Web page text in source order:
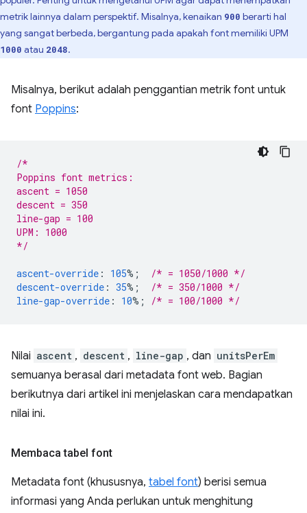
metrik lainnya dalam perspektif. Misalnya, kenaikan 900 berarti hal
yang sangat berbeda, bergantung pada apakah font memiliki UPM
1000 atau 2048.
Misalnya, berikut adalah penggantian metrik font untuk
font Poppins:
/*
Poppins font metrics:
ascent = 1050
descent = 350
line-gap = 100
UPM: 1000
*/
ascent-override : 105%;
/* = 1050/1000 */
descent-override : 35%;
/* = 350/1000 */
line-gap-override : 10%; /* = 100/1000 */
Nilai ascent , descent , line-gap , dan unitsPerEm
semuanya berasal dari metadata font web. Bagian
berikutnya dari artikel ini menjelaskan cara mendapatkan
nilai ini.
Membaca tabel font
Metadata font (khususnya, tabel font) berisi semua
informasi yang Anda perlukan untuk menghitung